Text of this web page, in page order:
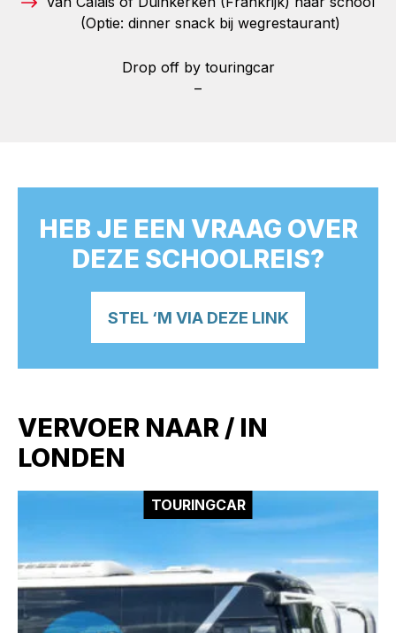
(Optie: dinner snack bij wegrestaurant)
Drop off by touringcar
–
HEB JE EEN VRAAG OVER
DEZE SCHOOLREIS?
STEL ‘M VIA DEZE LINK
VERVOER NAAR / IN
LONDEN
TOURINGCAR